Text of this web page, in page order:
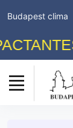
Budapest clima